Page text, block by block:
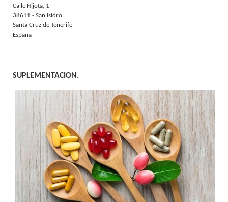
Calle Nijota, 1
38611 - San Isidro
Santa Cruz de Tenerife
España
SUPLEMENTACION.